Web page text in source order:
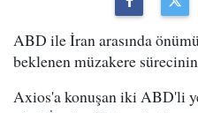
ABD ile İran arasında
beklenen müzakere
Axios'a konuşan iki ABD'li